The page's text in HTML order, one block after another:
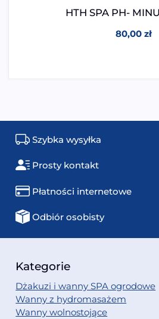
HTH SPA PH-
80,00 zł
Szybka wysyłka
Prosty kontakt
Płatności internetowe
Odbiór osobisty
Kategorie
Dżakuzi i wanny SPA ogrodowe
Wanny z hydromasażem
Wanny wolnostojące